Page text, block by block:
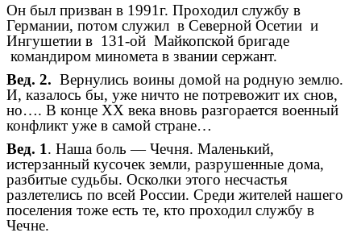
Он был призван в 1991г. Проходил службу в
Германии, потом служил в Северной Осетии и
Ингушетии в 131-ой Майкопской бригаде
командиром миномета в звании сержант.
Вед. 2. Вернулись воины домой на родную землю.
И, казалось бы, уже ничто не потревожит их снов,
но…. В конце ХХ века вновь разгорается военный
конфликт уже в самой стране…
Вед. 1. Наша боль — Чечня. Маленький,
истерзанный кусочек земли, разрушенные дома,
разбитые судьбы. Осколки этого несчастья
разлетелись по всей России. Среди жителей нашего
поселения тоже есть те, кто проходил службу в
Чечне.